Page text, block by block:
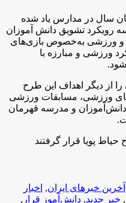
سال در مدارس یاد شده
رویکرد تشویق دانش آموزان
و ورزشی به‌خصوص بازی‌های
ورزشی و مبارزه با
.
از دیگر اهداف این طرح
ورزشی، مسابقات ورزشی
دانش‌آموزان و مدرسه قهرمان
.
آخرین خبرهای ایران, اخبار
, خبر جدید, دانش‌آموز قرار ,